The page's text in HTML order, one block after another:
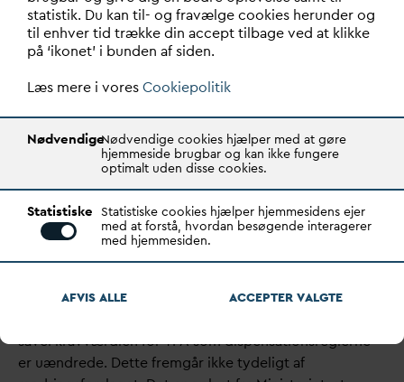
grænser forv andsektoren. Eksempelvis grænserne i
andsektorloven eller i de kommende regler for kritisk
og tilsyn
Det bliver muligt at ændrevandforsyningernes
analyseprogrammer, hvis risikovurderingen af
tilstrømningsområderne viser, at specifikke stoffer ikke
udgør en risiko forvandkvaliteten. Dette hilses
velkomment uden yderligere bemærkninger.
bilagene til bekendtgørelsen er uklar og nemt kan
såvel kravværdien for TFA som dispensationsreglerne
er uændrede. Dette fremgår ikke tydeligt af
statistik. Du kan til- og fravælge cookies herunder og
til enhver tid trække din accept tilbage ved at klikke
på ‘ikonet’ i bunden af siden.
Læs mere i voresCookiepolitik
NødvendigeNødvendige cookies hjælper med at gøre
hjemmeside brugbar og kan ikke fungere
optimalt uden disse cookies.
Statistiske Statistiske cookies hjælper hjemmesidens ejer
med at forstå, hvordan besøgende interagerer
med hjemmesiden.
AFVIS ALLE ACCEPTERVALGTE